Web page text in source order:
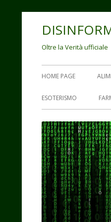
Oltre la Verità ufficiale
Menu
principale
HOME PAGE
ESOTERISMO